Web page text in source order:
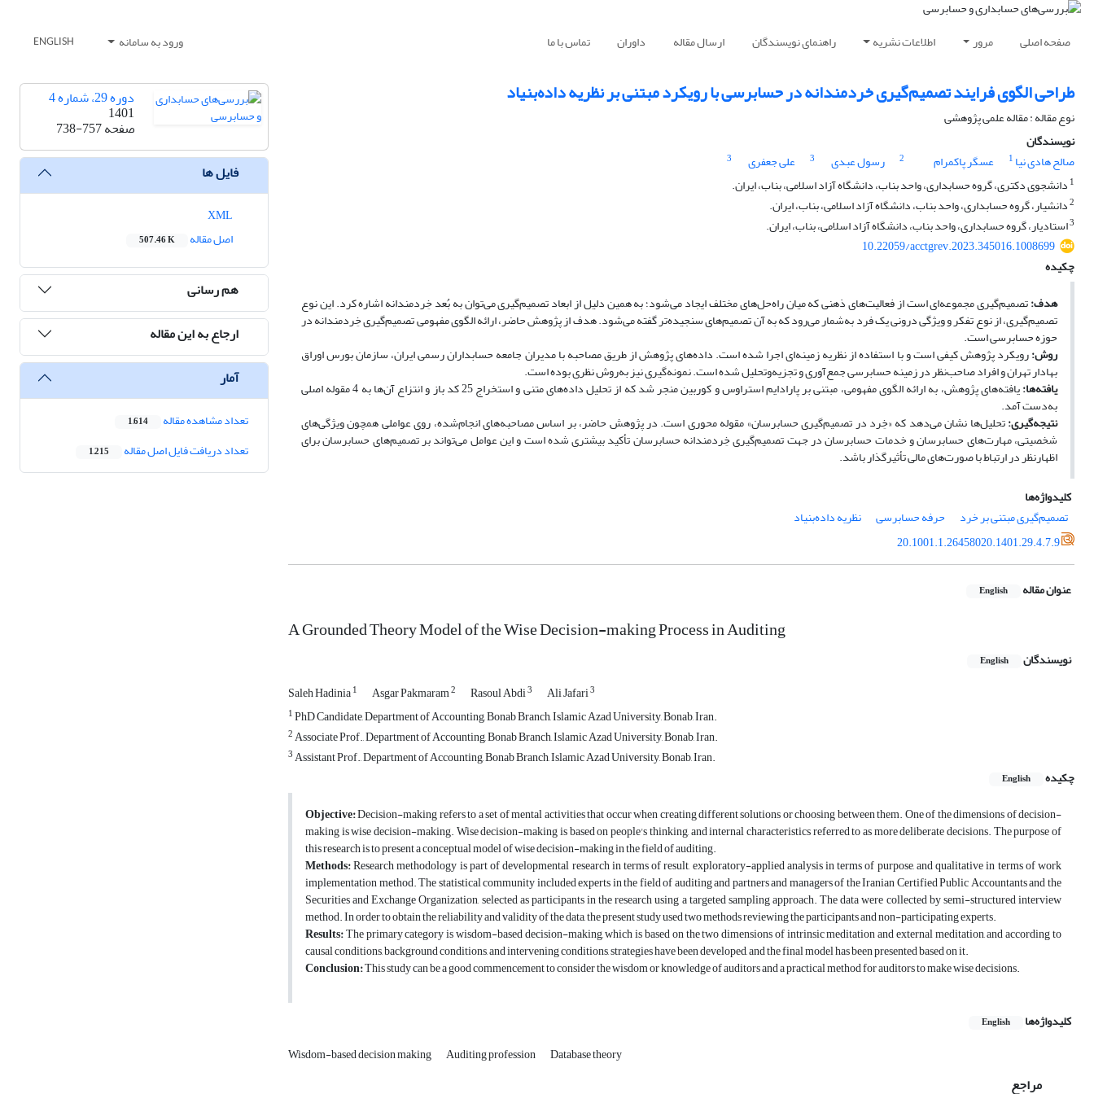
صفحه اصلی مرور اطلاعات نشریه راهنمای نویسندگان ارسال مقاله داوران تماس با ما ورود به سامانه ENGLISH
طراحی الگوی فرایند تصمیم‌گیری خردمندانه در حسابرسی با رویکرد مبتنی بر نظریه داده‌بنیاد
نوع مقاله : مقاله علمی پژوهشی
نویسندگان
صالح هادی نیا 1 عسگر پاکمرام 2 رسول عبدی 3 علی جعفری
3
1 دانشجوی دکتری، گروه حسابداری، واحد بناب، دانشگاه آزاد اسلامی، بناب، ایران.
2دانشیار، گروه حسابداری، واحد بناب، دانشگاه آزاد اسلامی، بناب، ایران.
3استادیار، گروه حسابداری، واحد بناب، دانشگاه آزاد اسلامی، بناب، ایران.
10.22059/acctgrev.2023.345016.1008699
چکیده
هدف:تصمیم‌گیری مجموعه‌ای است از فعالیت‌های ذهنی که میان راه‌حل‌های مختلف ایجاد می‌شود؛ به همین دلیل از ابعاد تصمیم‌گیری می‌توان به بُعد خِردمندانه اشاره کرد. این نوع
تصمیم‌گیری، از نوع تفکر و ویژگی درونی یک فرد به‌شمار می‌رود که به آن تصمیم‌های سنجیده‌تر گفته می‌شود. هدف از پژوهش حاضر، ارائه الگوی مفهومی تصمیم‌گیری خِردمندانه در
حوزه حسابرسی است.
روش:رویکرد پژوهش کیفی است و با استفاده از نظریه زمینه‌ای اجرا شده است. داده‌های پژوهش از طریق مصاحبه با مدیران جامعه حسابداران رسمی ایران، سازمان بورس اوراق
بهادار تهران و افراد صاحب‌نظر در زمینه حسابرسی جمع‌آوری و تجزیه‌وتحلیل شده است. نمونه‌گیری نیز به‌روش نظری بوده است.
یافته‌ها: یافته‌های پژوهش، به ارائه الگوی مفهومی، مبتنی بر پارادایم استراوس و کوربین منجر شد که از تحلیل داده‌های متنی و استخراج 25 کد باز و انتزاع آن‌ها به 4 مقوله اصلی
به‌دست آمد.
نتیجه‌گیری:تحلیل‌ها نشان می‌دهد که «خِرد در تصمیم‌گیری حسابرسان» مقوله محوری است. در پژوهش حاضر، بر اساس مصاحبه‌های انجام‌شده، روی عواملی همچون ویژگی‌های
شخصیتی، مهارت‌های حسابرسان و خدمات حسابرسان در جهت تصمیم‌گیری خِردمندانه حسابرسان تأکید بیشتری شده است و این عوامل می‌تواند بر تصمیم‌های حسابرسان برای
اظهارنظر در ارتباط با صورت‌های مالی تأثیرگذار باشد.
کلیدواژه‌ها
تصمیم‌گیری مبتنی بر خرد
حرفه حسابرسی
نظریه داده‌بنیاد
20.1001.1.26458020.1401.29.4.7.9
عنوان مقاله English
A Grounded Theory Model of the Wise Decision-making Process in Auditing
نویسندگان English
Saleh Hadinia1 Asgar Pakmaram2 Rasoul Abdi3 Ali Jafari3
1PhD Candidate, Department of Accounting, Bonab Branch, Islamic Azad University, Bonab, Iran.
2Associate Prof., Department of Accounting, Bonab Branch, Islamic Azad University, Bonab, Iran.
3Assistant Prof., Department of Accounting, Bonab Branch, Islamic Azad University, Bonab, Iran.
چکیده
English
Objective:Decision-making refers to a set of mental activities that occur when creating different solutions or choosing between them. One of the dimensions of decision-
making is wise decision-making. Wise decision-making is based on people's thinking, and internal characteristics referred to as more deliberate decisions. The purpose of
this research is to present a conceptual model of wise decision-making in the field of auditing.
Methods:Research methodology is part of developmental research in terms of result, exploratory-applied analysis in terms of purpose, and qualitative in terms of work
implementation method. The statistical community included experts in the field of auditing and partners and managers of the Iranian Certified Public Accountants and the
Securities and Exchange Organization, selected as participants in the research using a targeted sampling approach. The data were collected by semi-structured interview
method. In order to obtain the reliability and validity of the data, the present study used two methods reviewing the participants and non-participating experts.
Results:The primary category is wisdom-based decision-making, which is based on the two dimensions of intrinsic meditation and external meditation, and according to
causal conditions, background conditions, and intervening conditions, strategies have been developed, and the final model has been presented based on it.
Conclusion:This study can be a good commencement to consider the wisdom or knowledge of auditors and a practical method for auditors to make wise decisions.
کلیدواژه‌ها English
Wisdom-based decision making Auditing profession Database theory
مراجع
دوره 29، شماره 4
1401
صفحه738-757
فایل ها
اصل مقاله
507.46 K
هم رسانی
ارجاع به این مقاله
آمار
تعداد مشاهده مقاله 1,614
تعداد دریافت فایل اصل مقاله 1,215